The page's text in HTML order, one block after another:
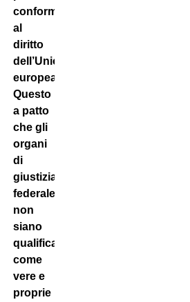
conforme
al
diritto
dell’Unione
europea
Questo
a patto
che gli
organi
di
giustizia
federale
non
siano
qualificabili
come
vere e
proprie